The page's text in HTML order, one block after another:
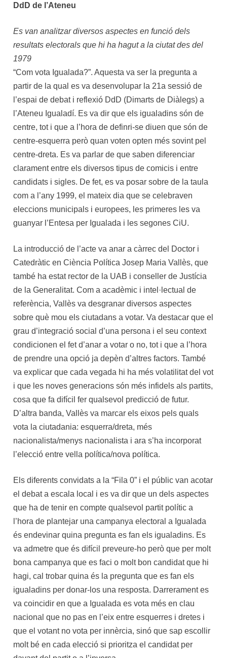
DdD de l’Ateneu
Es van analitzar diversos aspectes en funció dels
resultats electorals que hi ha hagut a la ciutat des del
1979
“Com vota Igualada?”. Aquesta va ser la pregunta a
partir de la qual es va desenvolupar la 21a sessió de
l’espai de debat i reflexió DdD (Dimarts de Diàlegs) a
l’Ateneu Igualadí. Es va dir que els igualadins són de
centre, tot i que a l’hora de definri-se diuen que són de
centre-esquerra però quan voten opten més sovint pel
centre-dreta. Es va parlar de que saben diferenciar
clarament entre els diversos tipus de comicis i entre
candidats i sigles. De fet, es va posar sobre de la taula
com a l’any 1999, el mateix dia que se celebraven
eleccions municipals i europees, les primeres les va
guanyar l’Entesa per Igualada i les segones CiU.
La introducció de l’acte va anar a càrrec del Doctor i
Catedràtic en Ciència Política Josep Maria Vallès, que
també ha estat rector de la UAB i conseller de Justícia
de la Generalitat. Com a acadèmic i intel·lectual de
referència, Vallès va desgranar diversos aspectes
sobre què mou els ciutadans a votar. Va destacar que el
grau d’integració social d’una persona i el seu context
condicionen el fet d’anar a votar o no, tot i que a l’hora
de prendre una opció ja depèn d’altres factors. També
va explicar que cada vegada hi ha més volatilitat del vot
i que les noves generacions són més infidels als partits,
cosa que fa difícil fer qualsevol predicció de futur.
D’altra banda, Vallès va marcar els eixos pels quals
vota la ciutadania: esquerra/dreta, més
nacionalista/menys nacionalista i ara s’ha incorporat
l’elecció entre vella política/nova política.
Els diferents convidats a la “Fila 0” i el públic van acotar
el debat a escala local i es va dir que un dels aspectes
que ha de tenir en compte qualsevol partit polític a
l’hora de plantejar una campanya electoral a Igualada
és endevinar quina pregunta es fan els igualadins. Es
va admetre que és difícil preveure-ho però que per molt
bona campanya que es faci o molt bon candidat que hi
hagi, cal trobar quina és la pregunta que es fan els
igualadins per donar-los una resposta. Darrerament es
va coincidir en que a Igualada es vota més en clau
nacional que no pas en l’eix entre esquerres i dretes i
que el votant no vota per innèrcia, sinó que sap escollir
molt bé en cada elecció si prioritza el candidat per